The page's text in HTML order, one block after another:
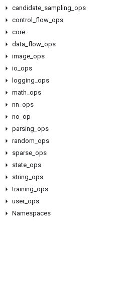
candidate sampling ops
control
flow ops
core
data flow ops
image ops
io ops
logging ops
math ops
nn ops
no op
parsing ops
random ops
sparse ops
state ops
string ops
training ops
user_ ops
Namespaces
Giữ liên lạc